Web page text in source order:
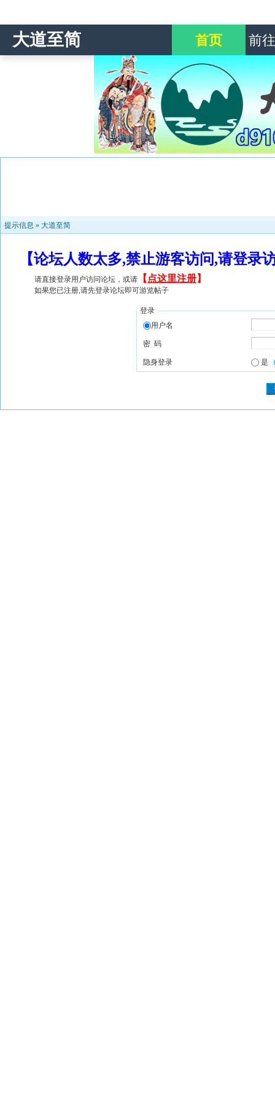
大道至简 首页 前
提示信息 » 大道至简
【论坛人数太多,禁止游客访问,请登
请直接登录用户访问论坛，或请 【 点这里注册】
如果您已注册,请先登录论坛即可游览帖子
登录
用户名
密 码
隐身登录 是